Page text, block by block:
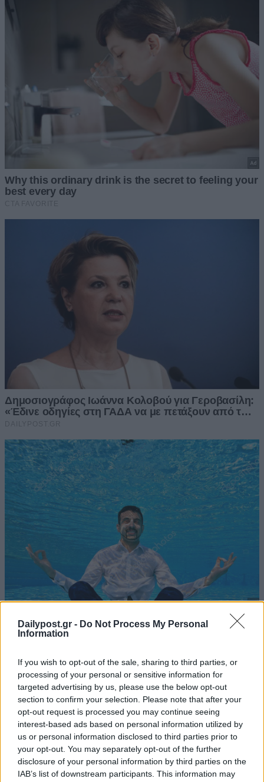
Dailypost.gr - Do Not Process My Personal
Information
If you wish to opt-out of the sale, sharing to third parties, or
processing of your personal or sensitive information for
targeted advertising by us, please use the below opt-out
section to confirm your selection. Please note that after your
opt-out request is processed you may continue seeing
interest-based ads based on personal information utilized by
us or personal information disclosed to third parties prior to
your opt-out. You may separately opt-out of the further
disclosure of your personal information by third parties on the
IAB’s list of downstream participants. This information may